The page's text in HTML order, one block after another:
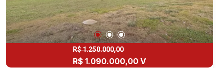
R$ 1.250.000,00
R$ 1.090.000,00 V